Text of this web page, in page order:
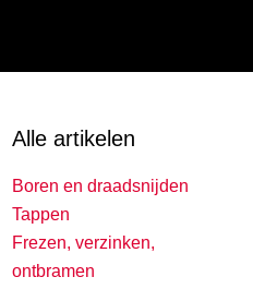
Alle artikelen
Boren en draadsnijden
Tappen
Frezen, verzinken,
ontbramen